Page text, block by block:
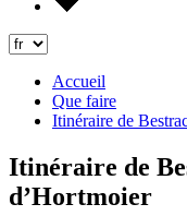
Accueil
Que faire
Itinéraire de
Itinéraire de
d’Hortmoier